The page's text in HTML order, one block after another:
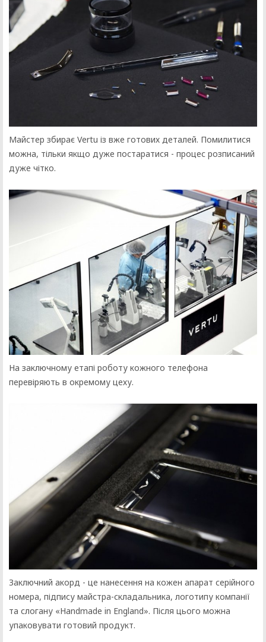
Майстер збирає Vertu із вже готових деталей. Помилитися
можна, тільки якщо дуже постаратися - процес розписаний
дуже чітко.
На заключному етапі роботу кожного телефона
перевіряють в окремому цеху.
Заключний акорд - це нанесення на кожен апарат серійного
номера, підпису майстра-складальника, логотипу компанії
та слогану «Handmade in England». Після цього можна
упаковувати готовий продукт.